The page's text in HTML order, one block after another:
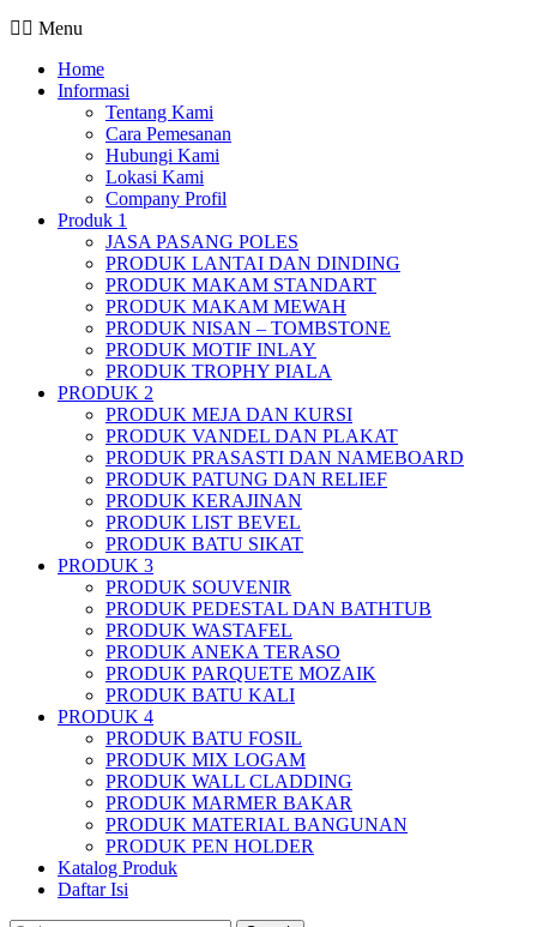
Menu
Home
Informasi
Tentang Kami
Cara Pemesanan
Hubungi Kami
Lokasi Kami
Company Profil
Produk 1
JASA PASANG POLES
PRODUK LANTAI DAN DINDING
PRODUK MAKAM STANDART
PRODUK MAKAM MEWAH
PRODUK NISAN – TOMBSTONE
PRODUK MOTIF INLAY
PRODUK TROPHY PIALA
PRODUK 2
PRODUK MEJA DAN KURSI
PRODUK VANDEL DAN PLAKAT
PRODUK PRASASTI DAN NAMEBOARD
PRODUK PATUNG DAN RELIEF
PRODUK KERAJINAN
PRODUK LIST BEVEL
PRODUK BATU SIKAT
PRODUK 3
PRODUK SOUVENIR
PRODUK PEDESTAL DAN BATHTUB
PRODUK WASTAFEL
PRODUK ANEKA TERASO
PRODUK PARQUETE MOZAIK
PRODUK BATU KALI
PRODUK 4
PRODUK BATU FOSIL
PRODUK MIX LOGAM
PRODUK WALL CLADDING
PRODUK MARMER BAKAR
PRODUK MATERIAL BANGUNAN
PRODUK PEN HOLDER
Katalog Produk
Daftar Isi